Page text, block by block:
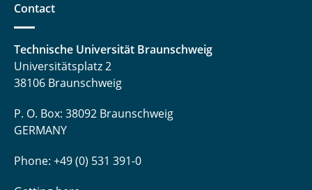
Contact
Technische Universität Braunschweig
Universitätsplatz 2
38106 Braunschweig
P. O. Box: 38092 Braunschweig
GERMANY
Phone: +49 (0) 531 391-0